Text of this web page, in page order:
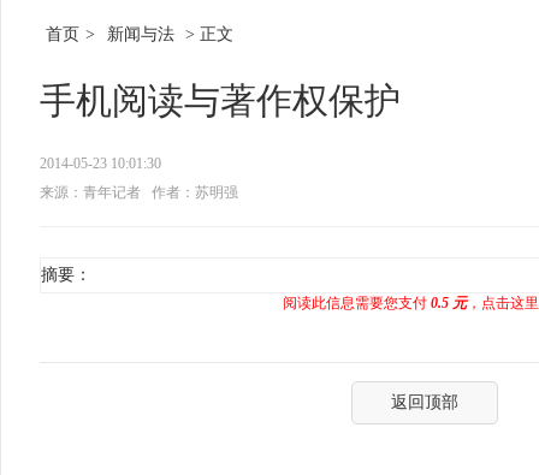
首页 > 新闻与法 > 正文
手机阅读与著作权保护
2014-05-23 10:01:30
来源：青年记者
作者：苏明强
摘要：
阅读此信息需要您支付 0.5 元，点击这
返回顶部